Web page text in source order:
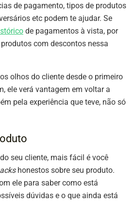
de pagamento, tipos de produtos
etc podem te ajudar. Se
de pagamentos à vista, por
com descontos nessa
olhos do cliente desde o primeiro
ele verá vantagem em voltar a
pela experiência que teve, não só
seu cliente, mais fácil é você
honestos sobre seu produto.
ele para saber como está
dúvidas e o que ainda está